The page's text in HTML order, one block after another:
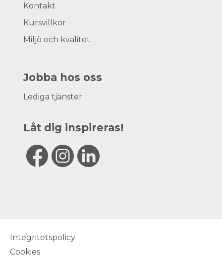
Kontakt
Kursvillkor
Miljö och kvalitet
Jobba hos oss
Lediga tjänster
Låt dig inspireras!
Integritetspolicy
Cookies